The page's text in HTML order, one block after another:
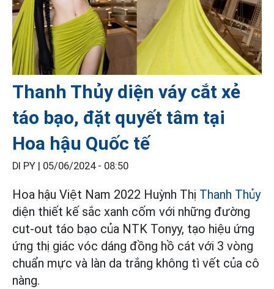
Thanh Thủy diện váy cắt xẻ
táo bạo, đặt quyết tâm tại
Hoa hậu Quốc tế
DI PY | 05/06/2024 - 08:50
Hoa hậu Việt Nam 2022 Huỳnh Thị Thanh Thủy
diện thiết kế sắc xanh cốm với những đường
cut-out táo bạo của NTK Tonyy, tạo hiệu ứng
ứng thị giác vóc dáng đồng hồ cát với 3 vòng
chuẩn mực và làn da trắng không tì vết của cô
nàng.